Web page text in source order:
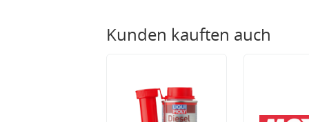
Kunden kauften auch